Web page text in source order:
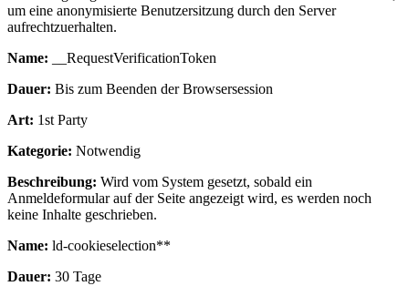
um eine anonymisierte Benutzersitzung durch den Server
aufrechtzuerhalten.
Name: __RequestVerificationToken
Dauer: Bis zum Beenden der Browsersession
Art: 1st Party
Kategorie: Notwendig
Beschreibung: Wird vom System gesetzt, sobald ein
Anmeldeformular auf der Seite angezeigt wird, es werden noch
keine Inhalte geschrieben.
Name: ld-cookieselection**
Dauer: 30 Tage